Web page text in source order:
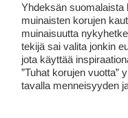
Yhdeksän suomalaista
muinaisten korujen
muinaisuutta
tekijä sai valita jonkin
jota käyttää
”Tuhat korujen vuotta”
tavalla menneisyyden